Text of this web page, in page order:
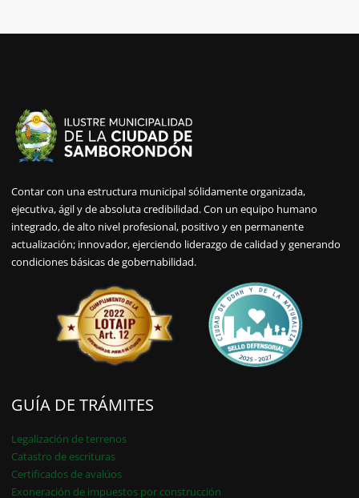
Contar con una estructura municipal sólidamente organizada,
ejecutiva, ágil y de absoluta credibilidad. Con un equipo humano
integrado, de alto nivel profesional, positivo y en permanente
actualización; innovador, ejerciendo liderazgo de calidad y generando
condiciones básicas de gobernabilidad.
GUÍA DE TRÁMITES
Legalización de terrenos
Catastro de escrituras
Certificados de avalúos
Exoneración de impuestos por construcción